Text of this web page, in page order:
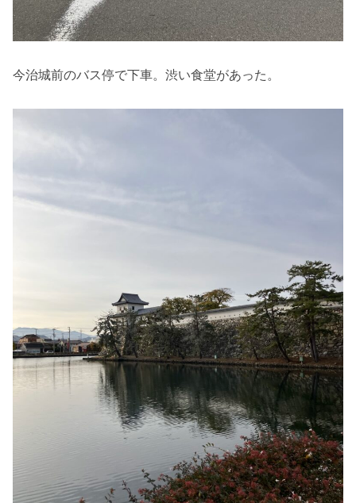
今治城前のバス停で下車。渋い食堂があった。